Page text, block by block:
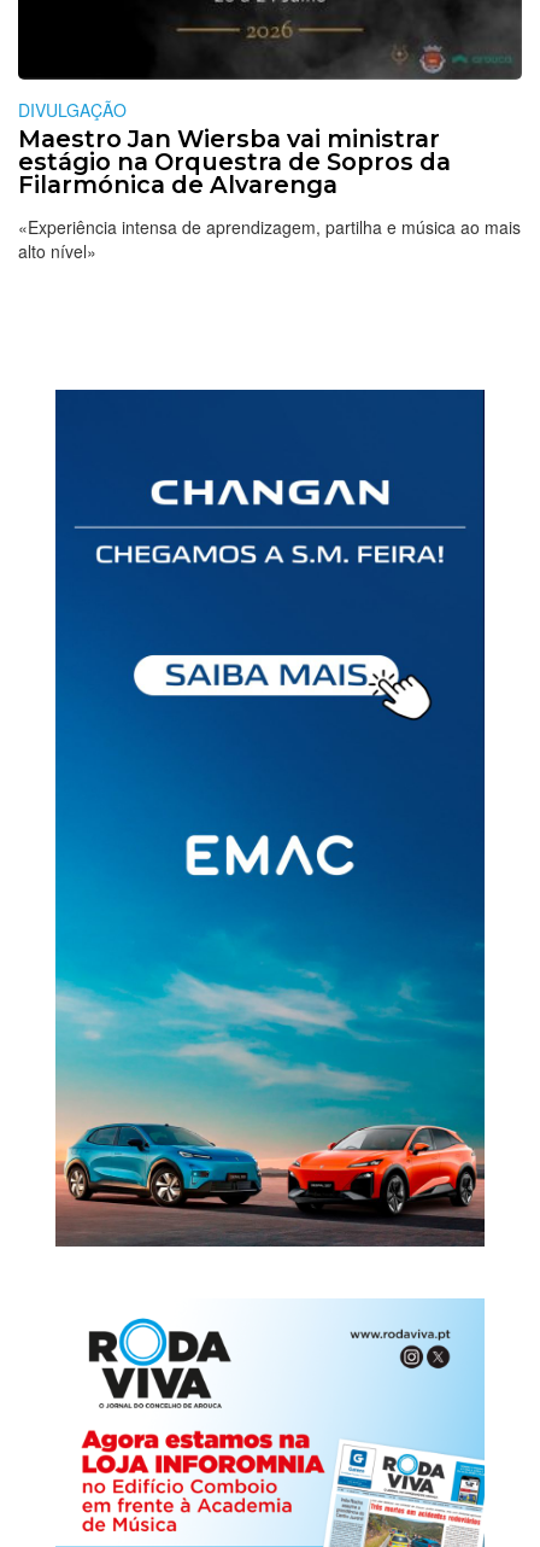
DIVULGAÇÃO
Maestro Jan Wiersba vai ministrar
estágio na Orquestra de Sopros da
Filarmónica de Alvarenga
«Experiência intensa de aprendizagem, partilha e música ao mais
alto nível»